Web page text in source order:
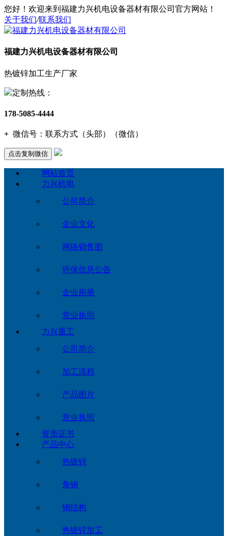
您好！欢迎来到福建力兴机电设备器材有限公司官方网站！
关于我们/联系我们
福建力兴机电设备器材有限公司
热镀锌加工生产厂家
定制热线：
178-5085-4444
+ 微信号： 联系方式（头部）（微信）
点击复制微信
网站首页
力兴机电
公司简介
企业文化
网络销售图
环保信息公告
企业画册
营业执照
力兴重工
公司简介
加工流程
产品图片
营业执照
资质证书
产品中心
热镀锌
角钢
钢结构
热镀锌加工